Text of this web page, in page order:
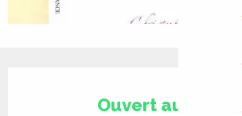
Ouverture et
Ouvert